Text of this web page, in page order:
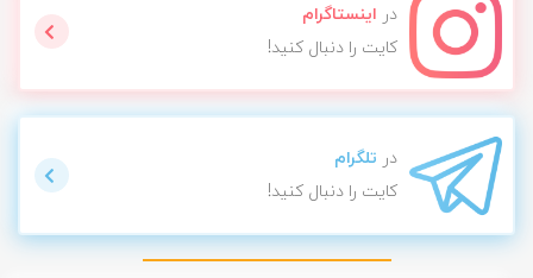
در اینستاگرام
کایت را دنبال کنید!
در تلگرام
کایت را دنبال کنید!